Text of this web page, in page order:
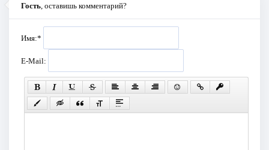
Гость, оставишь комментарий?
Имя:*
E-Mail: